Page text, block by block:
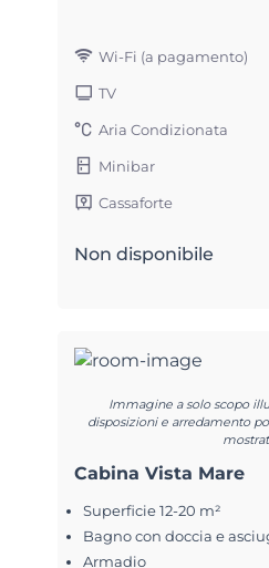
Wi-Fi (a pagamento)
TV
Aria Condizionata
Minibar
Cassaforte
Non disponibile
Immagine a solo scopo
disposizioni e arredamento
Cabina Vista Mare
Superficie 12-20 m²
Bagno con doccia e
Armadio